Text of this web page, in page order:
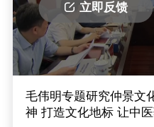
立即反馈
毛伟明专题研究仲景文
神 打造文化地标 让中